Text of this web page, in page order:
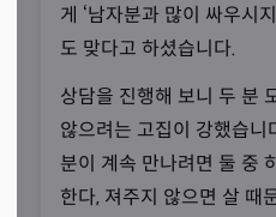
강한 기운이 심각한 신병으
“부정하지 않고 제 숙명이라
게 ‘남자분과 많이 싸우시
도 맞다고 하셨습니다.
상담을 진행해 보니 두 분
않으려는 고집이 강했습니
분이 계속 만나려면 둘 중
한다, 져주지 않으면 살 때